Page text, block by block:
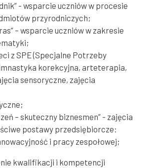
- wsparcie uczniów w procesie
przyrodniczych;
– wsparcie uczniów w zakresie
z SPE (Specjalne Potrzeby
korekcyjna, arteterapia,
sensoryczne, zajęcia
– skuteczny biznesmen” - zajęcia
postawy przedsiębiorcze:
i pracy zespołowej;
kwalifikacji i kompetencji